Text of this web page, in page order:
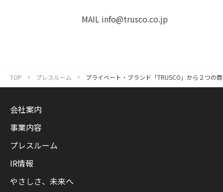
MAIL info@trusco.co.jp
TOP プレスルーム プライベート・ブランド「TRUSCO」から２つの
会社案内
事業内容
プレスルーム
IR情報
やさしさ、未来へ